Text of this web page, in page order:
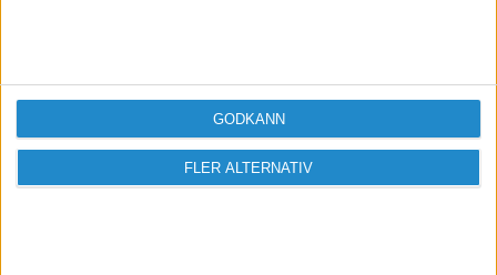
FLER ALTERNATIV
GODKÄNN
inlägg och delta i diskussioner.
Logga in / Registrera